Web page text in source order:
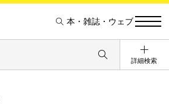
本・雑誌・ウェブ
詳細検索